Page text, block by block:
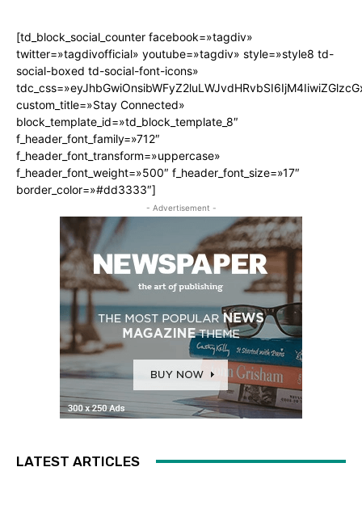
[td_block_social_counter facebook=»tagdiv»
twitter=»tagdivofficial» youtube=»tagdiv» style=»style8 td-
social-boxed td-social-font-icons»
custom_title=»Stay Connected»
block_template_id=»td_block_template_8″
f_header_font_family=»712″
f_header_font_transform=»uppercase»
f_header_font_weight=»500″ f_header_font_size=»17″
border_color=»#dd3333″]
- Advertisement -
LATEST ARTICLES